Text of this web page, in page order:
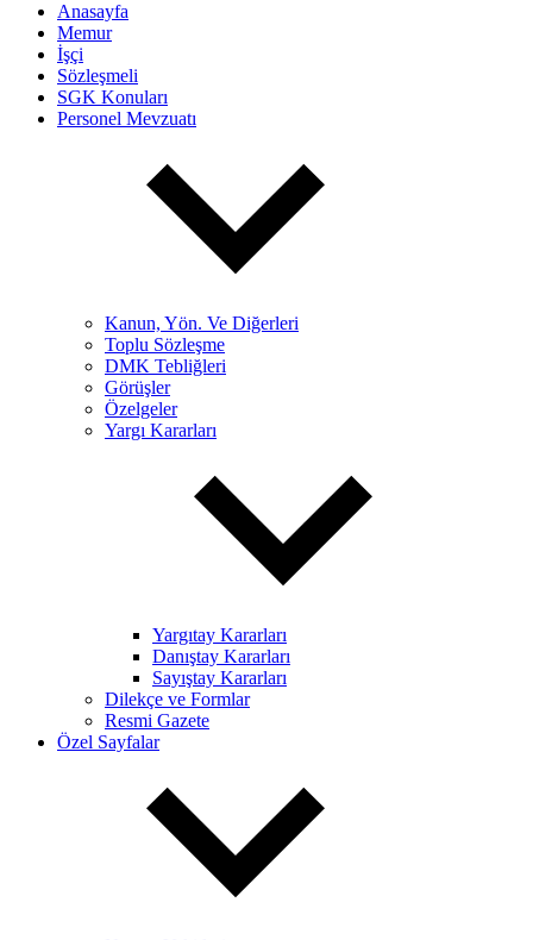
Anasayfa
Memur
İşçi
Sözleşmeli
SGK Konuları
Personel Mevzuatı
Kanun, Yön. Ve Diğerleri
Toplu Sözleşme
DMK Tebliğleri
Görüşler
Özelgeler
Yargı Kararları
Yargıtay Kararları
Danıştay Kararları
Sayıştay Kararları
Dilekçe ve Formlar
Resmi Gazete
Özel Sayfalar